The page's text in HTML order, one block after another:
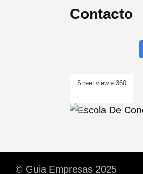
Contacto
Street view e 360
© Guia Empresas 2025